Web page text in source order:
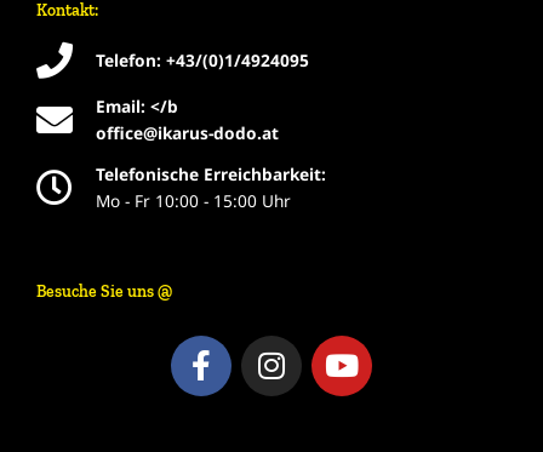
Kontakt:
Telefon: +43/(0)1/4924095
Email: </b
office@ikarus-dodo.at
Telefonische Erreichbarkeit:
Mo - Fr 10:00 - 15:00 Uhr
Besuche Sie uns @
F
a
I
n
Y
o